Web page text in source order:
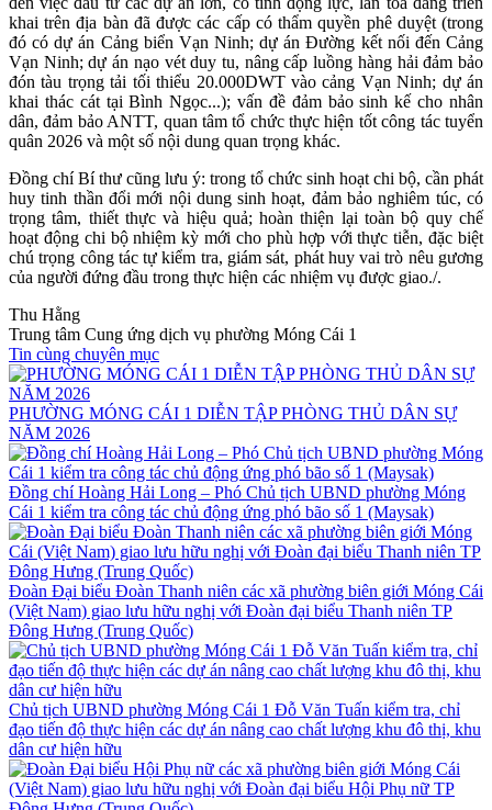
khai trên địa bàn đã được các cấp có thẩm quyền phê duyệt (trong
đó có dự án Cảng biển Vạn Ninh; dự án Đường kết nối đến Cảng
Vạn Ninh; dự án nạo vét duy tu, nâng cấp luồng hàng hải đảm bảo
đón tàu trọng tải tối thiểu 20.000DWT vào cảng Vạn Ninh; dự án
khai thác cát tại Bình Ngọc...); vấn đề đảm bảo sinh kế cho nhân
dân, đảm bảo ANTT, quan tâm tổ chức thực hiện tốt công tác tuyển
quân 2026 và một số nội dung quan trọng khác.
Đồng chí Bí thư cũng lưu ý: trong tổ chức sinh hoạt chi bộ, cần phát
huy tinh thần đổi mới nội dung sinh hoạt, đảm bảo nghiêm túc, có
trọng tâm, thiết thực và hiệu quả; hoàn thiện lại toàn bộ quy chế
hoạt động chi bộ nhiệm kỳ mới cho phù hợp với thực tiễn, đặc biệt
chú trọng công tác tự kiểm tra, giám sát, phát huy vai trò nêu gương
của người đứng đầu trong thực hiện các nhiệm vụ được giao./.
Thu Hằng
Trung tâm Cung ứng dịch vụ phường Móng Cái 1
Tin cùng chuyên mục
PHƯỜNG MÓNG CÁI 1 DIỄN TẬP PHÒNG THỦ DÂN SỰ
NĂM 2026
Đồng chí Hoàng Hải Long – Phó Chủ tịch UBND phường Móng
Cái 1 kiểm tra công tác chủ động ứng phó bão số 1 (Maysak)
Đoàn Đại biểu Đoàn Thanh niên các xã phường biên giới Móng Cái
(Việt Nam) giao lưu hữu nghị với Đoàn đại biểu Thanh niên TP
Đông Hưng (Trung Quốc)
Chủ tịch UBND phường Móng Cái 1 Đỗ Văn Tuấn kiểm tra, chỉ
đạo tiến độ thực hiện các dự án nâng cao chất lượng khu đô thị, khu
dân cư hiện hữu